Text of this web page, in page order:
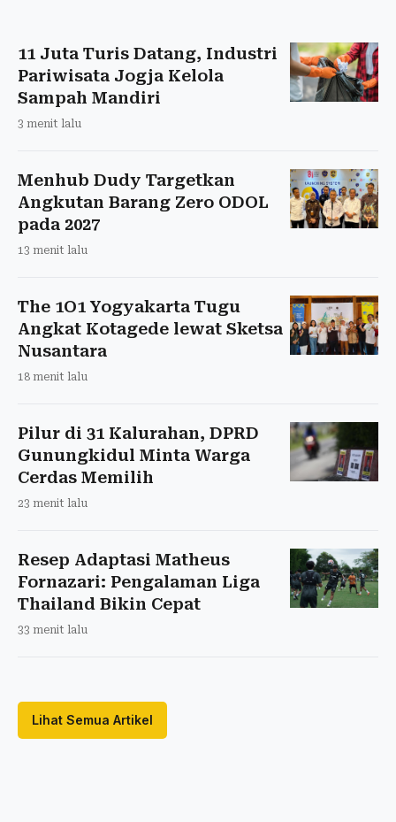
11 Juta Turis Datang, Industri
Pariwisata Jogja Kelola
Sampah Mandiri
3 menit lalu
Menhub Dudy Targetkan
Angkutan Barang Zero ODOL
pada 2027
13 menit lalu
The 1O1 Yogyakarta Tugu
Angkat Kotagede lewat Sketsa
Nusantara
18 menit lalu
Pilur di 31 Kalurahan, DPRD
Gunungkidul Minta Warga
Cerdas Memilih
23 menit lalu
Resep Adaptasi Matheus
Fornazari: Pengalaman Liga
Thailand Bikin Cepat
33 menit lalu
Lihat Semua Artikel